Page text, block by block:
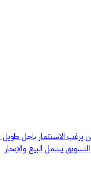
في كل شقة ويمكن تأجير العقار لكن
يشمل البيع والايجار